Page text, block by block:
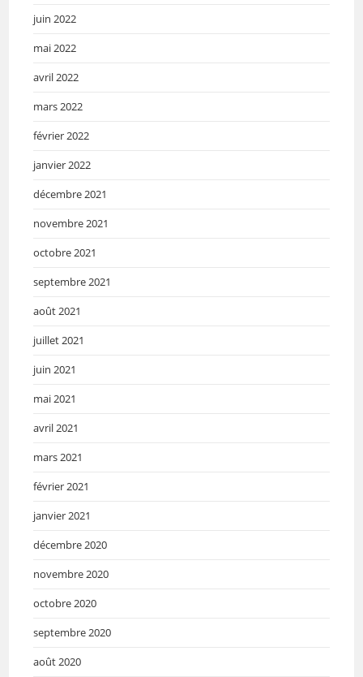
juin 2022
mai 2022
avril 2022
mars 2022
février 2022
janvier 2022
décembre 2021
novembre 2021
octobre 2021
septembre 2021
août 2021
juillet 2021
juin 2021
mai 2021
avril 2021
mars 2021
février 2021
janvier 2021
décembre 2020
novembre 2020
octobre 2020
septembre 2020
août 2020